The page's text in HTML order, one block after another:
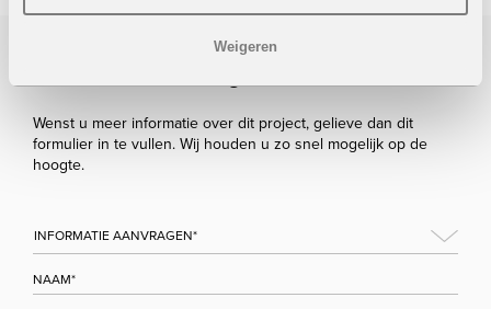
Weigeren
Wenst u meer informatie over dit project, gelieve dan dit
formulier in te vullen. Wij houden u zo snel mogelijk op de
hoogte.